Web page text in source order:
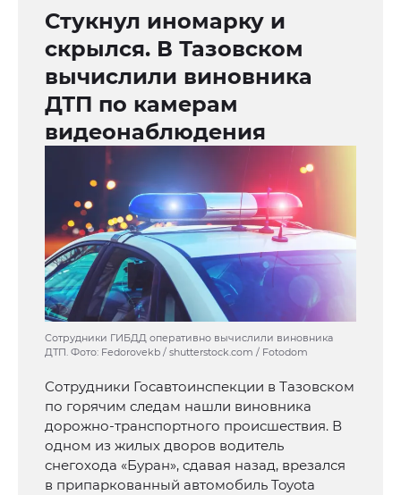
Стукнул иномарку и
скрылся. В Тазовском
вычислили виновника
ДТП по камерам
видеонаблюдения
Сотрудники ГИБДД оперативно вычислили виновника
ДТП. Фото: Fedorovekb / shutterstock.com / Fotodom
Сотрудники Госавтоинспекции в Тазовском
по горячим следам нашли виновника
дорожно-транспортного происшествия. В
одном из жилых дворов водитель
снегохода «Буран», сдавая назад, врезался
в припаркованный автомобиль Toyota